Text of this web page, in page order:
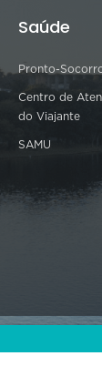
Saúde
Pronto-
Centro de
do Viajante
SAMU